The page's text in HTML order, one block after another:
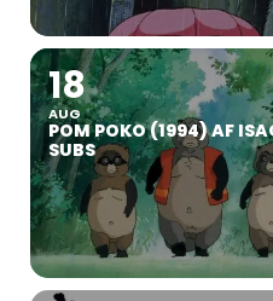
18
AUG
POM POKO (1994) AF
SUBS